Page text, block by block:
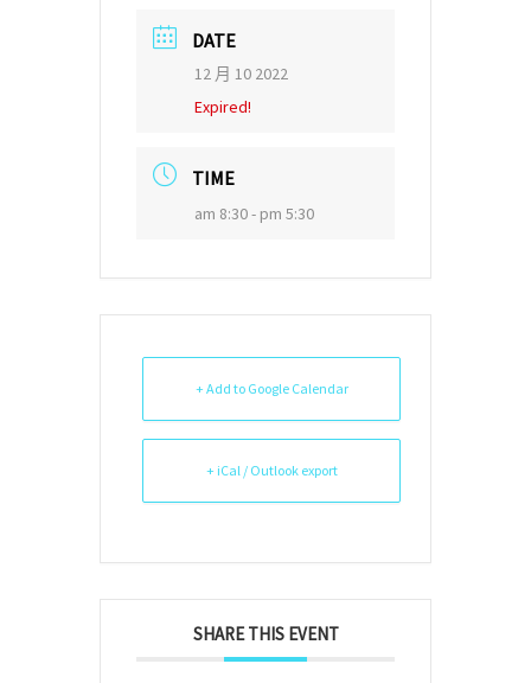
DATE
12 月 10 2022
Expired!
TIME
am 8:30 - pm 5:30
+ Add to Google Calendar
+ iCal / Outlook export
SHARE THIS EVENT